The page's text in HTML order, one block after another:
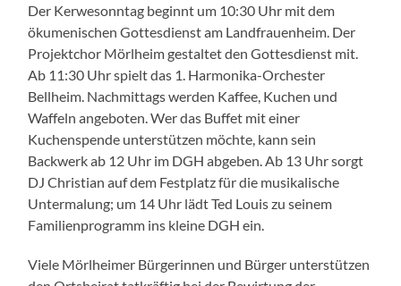
Der Kerwesonntag beginnt um 10:30 Uhr mit dem
ökumenischen Gottesdienst am Landfrauenheim. Der
Projektchor Mörlheim gestaltet den Gottesdienst mit.
Ab 11:30 Uhr spielt das 1. Harmonika-Orchester
Bellheim. Nachmittags werden Kaffee, Kuchen und
Waffeln angeboten. Wer das Buffet mit einer
Kuchenspende unterstützen möchte, kann sein
Backwerk ab 12 Uhr im DGH abgeben. Ab 13 Uhr sorgt
DJ Christian auf dem Festplatz für die musikalische
Untermalung; um 14 Uhr lädt Ted Louis zu seinem
Familienprogramm ins kleine DGH ein.
Viele Mörlheimer Bürgerinnen und Bürger unterstützen